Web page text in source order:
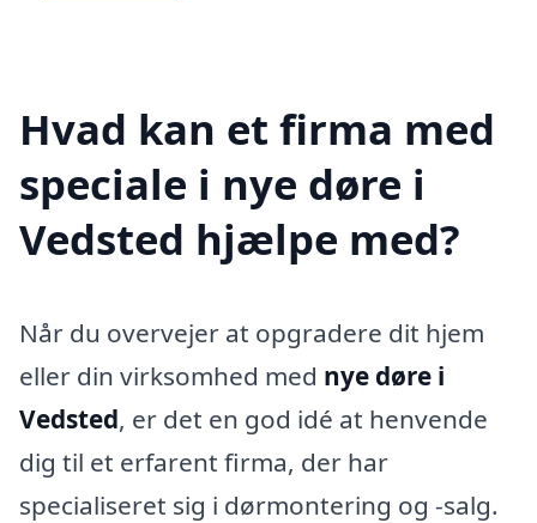
Hvad kan et firma med
speciale i nye døre i
Vedsted hjælpe med?
Når du overvejer at opgradere dit hjem
eller din virksomhed med nye døre i
Vedsted, er det en god idé at henvende
dig til et erfarent firma, der har
specialiseret sig i dørmontering og -salg.